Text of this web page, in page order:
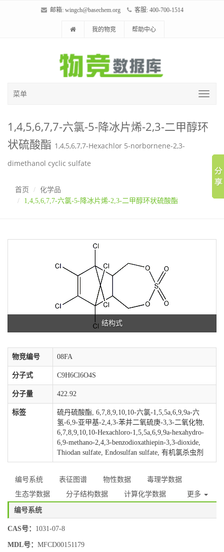
邮箱: wingch@basechem.org 客服: 400-700-1514
我的物竞 帮助中心
菜单
1,4,5,6,7,7-六氯-5-降冰片烯-2,3-二甲醇环
状硫酸酯 1,4,5,6,7,7-Hexachlor 5-norbornene-2,3-
dimethanol cyclic sulfate
首页
化学品
1,4,5,6,7,7-六氯-5-降冰片烯-2,3-二甲醇环状硫酸酯
结构式
物竞编号 08FA
分子式 C9H6Cl6O4S
分子量 422.92
标签
硫丹硫酸酯, 6,7,8,9,10,10-六氯-1,5,5a,6,9,9a-六
氢-6,9-亚甲基-2,4,3-苯并二氧硫庚-3,3-二氧化物,
6,7,8,9,10,10-Hexachloro-1,5,5a,6,9,9a-hexahydro-
6,9-methano-2,4,3-benzodioxathiepin-3,3-dioxide,
Thiodan sulfate, Endosulfan sulfate, 有机氯杀虫剂
编号系统 表征图谱 物性数据
毒理学数据
生态学数据
分子结构数据 计算化学数据 更多
编号系统
CAS号： 1031-07-8
MDL号： MFCD00151179